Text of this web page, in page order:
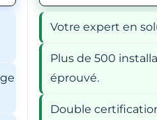
Votre expert en
Plus de 500
éprouvé.
Double